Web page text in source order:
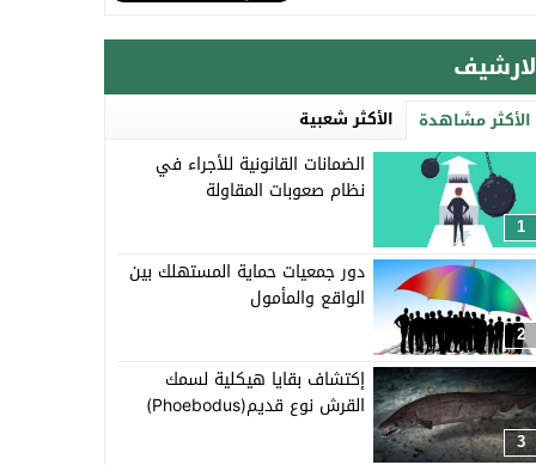
الأكثر مشاهدة الأكثر شعبية
1
الضمانات القانونية للأجراء في
نظام صعوبات المقاولة
2
دور جمعيات حماية المستهلك بين
الواقع والمأمول
3
إكتشاف بقايا هيكلية لسمك
القرش نوع قديم(Phoebodus)